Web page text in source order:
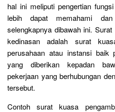
hal ini meliputi pengertian
lebih dapat memahami
selengkapnya dibawah ini.
kedinasan adalah surat
perusahaan atau instansi baik
yang diberikan kepadan
pekerjaan yang berhubungan
tersebut.
Contoh surat kuasa